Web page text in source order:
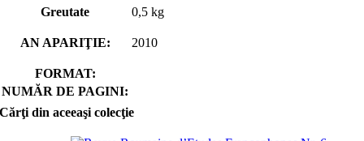
Greutate 0,5 kg
AN APARIŢIE: 2010
FORMAT:
NUMĂR DE PAGINI:
Cărţi din aceeaşi colecţie